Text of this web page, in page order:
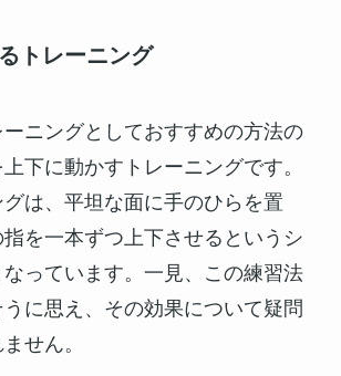
トレーニング
ニングとしておすすめの方法の
下に動かすトレーニングです。
は、平坦な面に手のひらを置
を一本ずつ上下させるというシ
っています。一見、この練習法
に思え、その効果について疑問
せん。